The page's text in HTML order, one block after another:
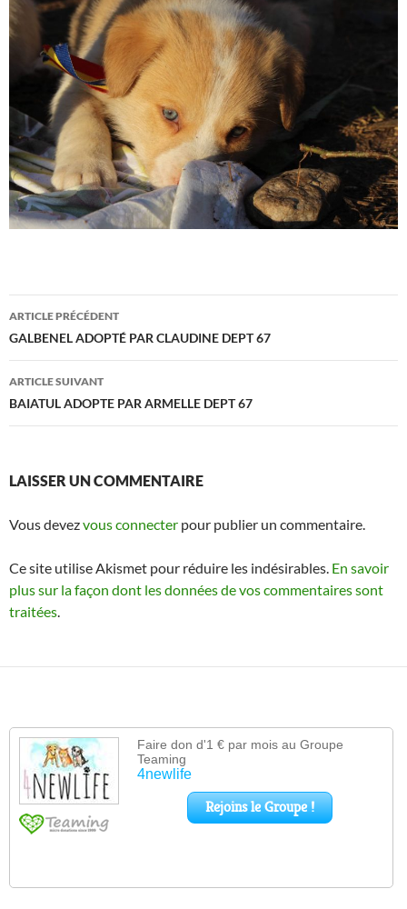
Navigation
des
articles
ARTICLE PRÉCÉDENT
GALBENEL ADOPTÉ PAR CLAUDINE DEPT 67
ARTICLE SUIVANT
BAIATUL ADOPTE PAR ARMELLE DEPT 67
LAISSER UN COMMENTAIRE
Vous devezvous connecter pour publier un commentaire.
Ce site utilise Akismet pour réduire les indésirables. En savoir
plus sur la façon dont les données de vos commentaires sont
traitées.